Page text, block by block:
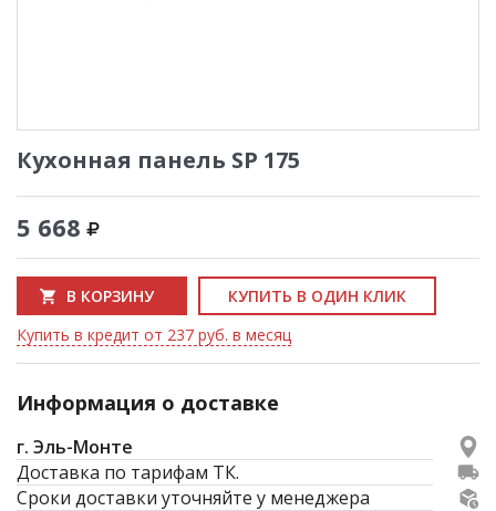
Кухонная панель SP 175
5 668
В КОРЗИНУ
КУПИТЬ В ОДИН КЛИК
Купить в кредит от 237 руб. в месяц
Информация о доставке
г. Эль-Монте
Доставка по тарифам ТК.
Сроки доставки уточняйте у менеджера